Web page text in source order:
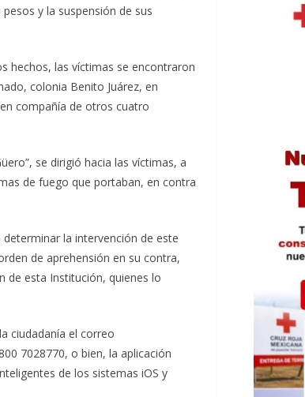
y la suspensión de sus
hechos, las víctimas se encontraron
colonia Benito Juárez, en
compañía de otros cuatro
se dirigió hacia las víctimas, a
de fuego que portaban, en contra
la intervención de este
de aprehensión en su contra,
de esta Institución, quienes lo
ciudadanía el correo
7028770, o bien, la aplicación
de los sistemas iOS y